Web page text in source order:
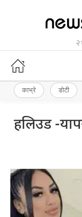
काभ्रे डोटी
हलिउड -